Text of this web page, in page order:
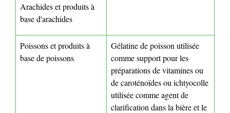
Arachides et produits à
base d'arachides
Poissons et produits à
base de poissons
Gélatine de poisson utilisée
comme support pour les
préparations de vitamines ou
de caroténoïdes ou ichtyocolle
utilisée comme agent de
clarification dans la bière et le